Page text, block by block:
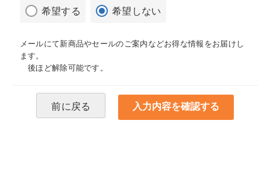
希望する 希望しない
メールにて新商品やセールのご案内などお得な情報をお届けし
ます。
後ほど解除可能です。
前に戻る